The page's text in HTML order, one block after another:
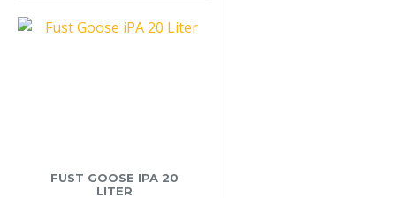
FUST GOOSE IPA 20
LITER